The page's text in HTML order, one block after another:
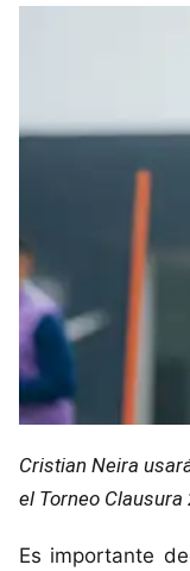
Cristian Neira
el Torneo Clausura
Es importante